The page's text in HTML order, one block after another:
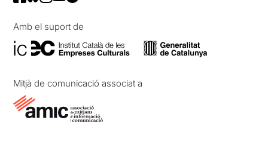
Amb el suport de
Mitjà de comunicació associat a